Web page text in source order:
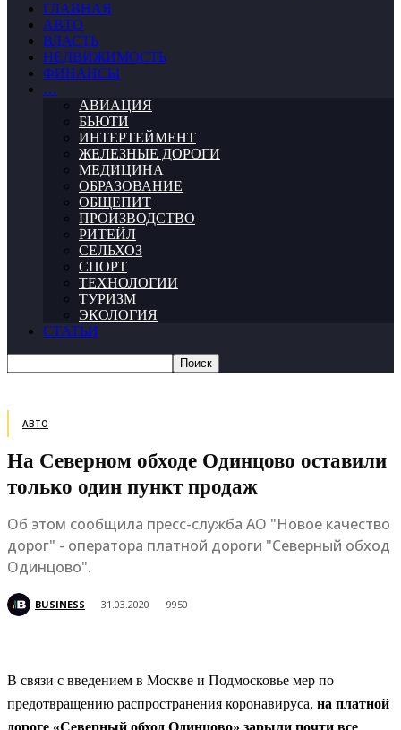
ГЛАВНАЯ
АВТО
ВЛАСТЬ
НЕДВИЖИМОСТЬ
ФИНАНСЫ
…
АВИАЦИЯ
БЬЮТИ
ИНТЕРТЕЙМЕНТ
ЖЕЛЕЗНЫЕ ДОРОГИ
МЕДИЦИНА
ОБРАЗОВАНИЕ
ОБЩЕПИТ
ПРОИЗВОДСТВО
РИТЕЙЛ
СЕЛЬХОЗ
СПОРТ
ТЕХНОЛОГИИ
ТУРИЗМ
ЭКОЛОГИЯ
СТАТЬИ
АВТО
На Северном обходе Одинцово оставили
только один пункт продаж
Об этом сообщила пресс-служба АО "Новое качество
дорог" - оператора платной дороги "Северный обход
Одинцово".
BUSINESS 31.03.2020 9950
В связи с введением в Москве и Подмосковье мер по
предотвращению распространения коронавируса, на платной
дороге «Северный обход Одинцово» зарыли почти все